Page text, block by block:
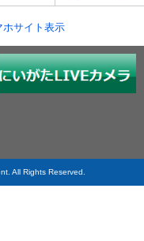
ホサイト表示
All Rights Reserved.